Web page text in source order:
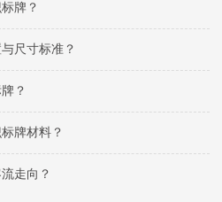
牌？
尺寸标准？
？
牌材料？
走向？